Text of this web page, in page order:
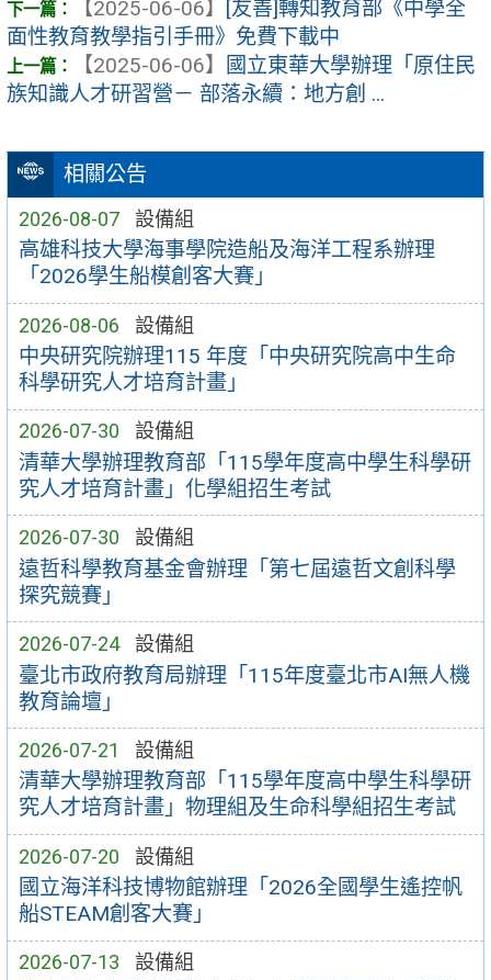
相關公告
2026-08-07 設備組
高雄科技大學海事學院造船及海洋工程系辦理
「2026學生船模創客大賽」
2026-08-06 設備組
中央研究院辦理115 年度「中央研究院高中生命
科學研究人才培育計畫」
2026-07-30 設備組
清華大學辦理教育部「115學年度高中學生科學研
究人才培育計畫」化學組招生考試
2026-07-30 設備組
遠哲科學教育基金會辦理「第七屆遠哲文創科學
探究競賽」
2026-07-24 設備組
臺北市政府教育局辦理「115年度臺北市AI無人機
教育論壇」
2026-07-21 設備組
清華大學辦理教育部「115學年度高中學生科學研
究人才培育計畫」物理組及生命科學組招生考試
2026-07-20 設備組
國立海洋科技博物館辦理「2026全國學生遙控帆
船STEAM創客大賽」
2026-07-13 設備組
【2025-06-06】 [友善]轉知教育部《中學全
面性教育教學指引手冊》免費下載中
【2025-06-06】
國立東華大學辦理「原住民
族知識人才研習營－ 部落永續：地方創 ...